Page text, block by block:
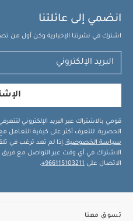
انضمي إلى عائلتنا
اشترك في نشرتنا الإخبارية وكن أول من
قومي بالاشتراك عبر البريد الإلكتروني
الحصرية. للتعرف أكثر على كيفية التعامل
سياسة الخصوصية .إذا لم تعد ترغب في
الاشتراك في أي وقت عبر التواصل مع فريق
الاتصال على 966115103211+
.
تسوق معنا